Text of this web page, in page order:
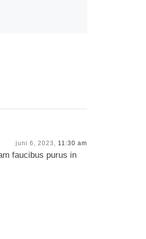
juni 6, 2023, 11:30 am
faucibus purus in